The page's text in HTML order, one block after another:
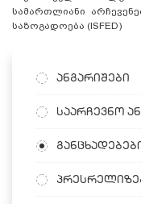
სამართლიანი
საზოგადოება (ISFED)
ანგარიშები
საარჩევნო